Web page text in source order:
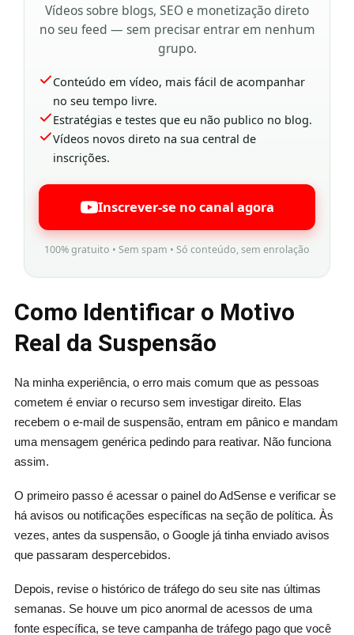
Vídeos sobre blogs, SEO e monetização direto
no seu feed — sem precisar entrar em nenhum
grupo.
Conteúdo em vídeo, mais fácil de acompanhar
no seu tempo livre.
Estratégias e testes que eu não publico no blog.
Vídeos novos direto na sua central de
inscrições.
Inscrever-se no canal agora
100% gratuito • Sem spam • Só conteúdo, sem enrolação
Como Identificar o Motivo
Real da Suspensão
Na minha experiência, o erro mais comum que as pessoas
cometem é enviar o recurso sem investigar direito. Elas
recebem o e-mail de suspensão, entram em pânico e mandam
uma mensagem genérica pedindo para reativar. Não funciona
assim.
O primeiro passo é acessar o painel do AdSense e verificar se
há avisos ou notificações específicas na seção de política. Às
vezes, antes da suspensão, o Google já tinha enviado avisos
que passaram despercebidos.
Depois, revise o histórico de tráfego do seu site nas últimas
semanas. Se houve um pico anormal de acessos de uma
fonte específica, se teve campanha de tráfego pago que você